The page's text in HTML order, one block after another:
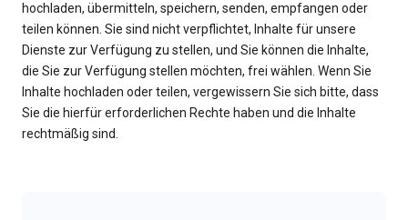
hochladen, übermitteln, speichern, senden, empfangen oder
teilen können. Sie sind nicht verpflichtet, Inhalte für unsere
Dienste zur Verfügung zu stellen, und Sie können die Inhalte,
die Sie zur Verfügung stellen möchten, frei wählen. Wenn Sie
Inhalte hochladen oder teilen, vergewissern Sie sich bitte, dass
Sie die hierfür erforderlichen Rechte haben und die Inhalte
rechtmäßig sind.